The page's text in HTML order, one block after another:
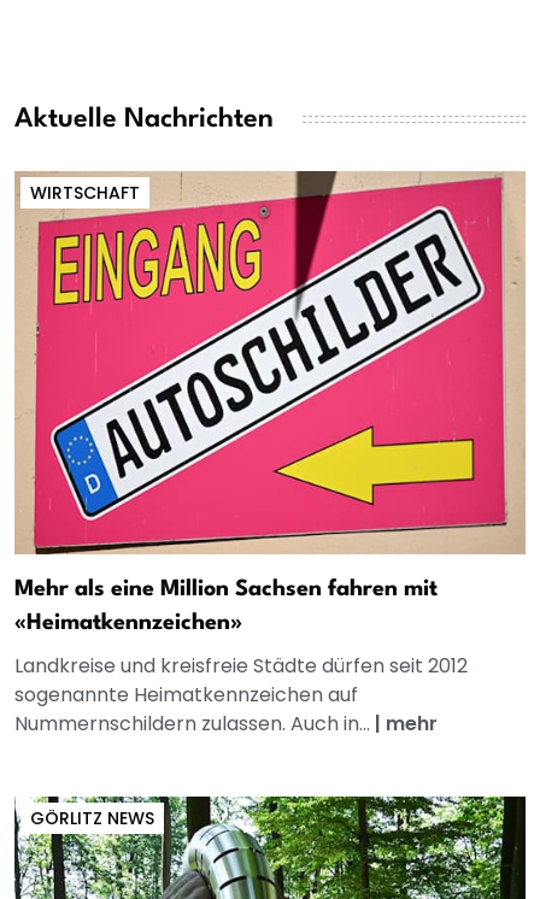
Aktuelle Nachrichten
WIRTSCHAFT
Mehr als eine Million Sachsen fahren mit
«Heimatkennzeichen»
Landkreise und kreisfreie Städte dürfen seit 2012
sogenannte Heimatkennzeichen auf
Nummernschildern zulassen. Auch in... | mehr
GÖRLITZ NEWS